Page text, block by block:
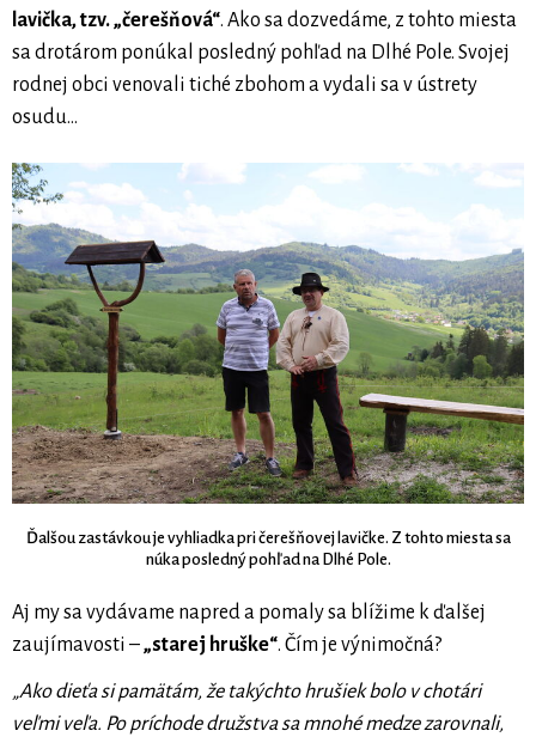
lavička, tzv. „čerešňová“. Ako sa dozvedáme, z tohto miesta
sa drotárom ponúkal posledný pohľad na Dlhé Pole. Svojej
rodnej obci venovali tiché zbohom a vydali sa v ústrety
osudu...
Ďalšou zastávkou je vyhliadka pri čerešňovej lavičke. Z tohto miesta sa
núka posledný pohľad na Dlhé Pole.
Aj my sa vydávame napred a pomaly sa blížime k ďalšej
zaujímavosti –„starej hruške“. Čím je výnimočná?
„Ako dieťa si pamätám, že takýchto hrušiek bolo v chotári
veľmi veľa. Po príchode družstva sa mnohé medze zarovnali,